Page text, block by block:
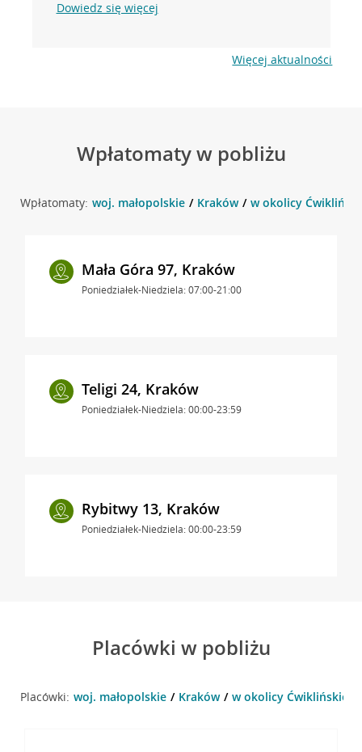
Dowiedz się więcej
Więcej aktualności
Wpłatomaty w pobliżu
Wpłatomaty: woj. małopolskie Kraków w okolicy
Mała Góra 97, Kraków
Poniedziałek-Niedziela: 07:00-21:00
Teligi 24, Kraków
Poniedziałek-Niedziela: 00:00-23:59
Rybitwy 13, Kraków
Poniedziałek-Niedziela: 00:00-23:59
Placówki w pobliżu
Placówki: woj. małopolskie Kraków w okolicy Ćwiklińskiej